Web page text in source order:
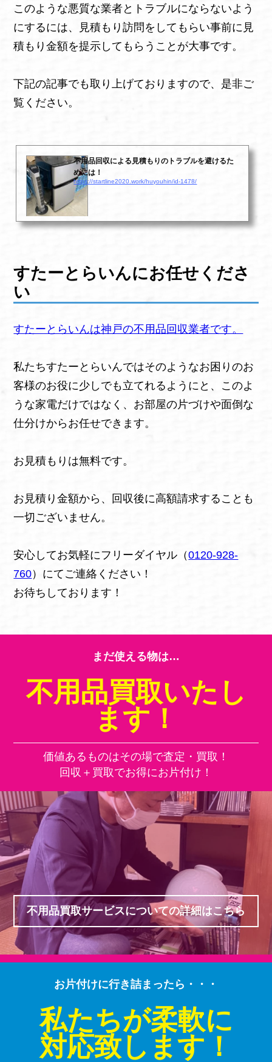
このような悪質な業者とトラブルにならないよう
にするには、見積もり訪問をしてもらい事前に見
積もり金額を提示してもらうことが大事です。
下記の記事でも取り上げておりますので、是非ご
覧ください。
不用品回収による見積もりのトラブルを避けるた
めには！
https://startline2020.work/huyouhin/id-1478/
すたーとらいんにお任せくださ
い
すたーとらいんは神戸の不用品回収業者です。
私たちすたーとらいんではそのようなお困りのお
客様のお役に少しでも立てれるようにと、このよ
うな家電だけではなく、お部屋の片づけや面倒な
仕分けからお任せできます。
お見積もりは無料です。
お見積り金額から、回収後に高額請求することも
一切ございません。
安心してお気軽にフリーダイヤル（0120-928-
760）にてご連絡ください！
お待ちしております！
まだ使える物は…
不用品買取いたし
ます！
価値あるものはその場で査定・買取！
回収＋買取でお得にお片付け！
不用品買取サービスについての詳細はこちら
お片付けに行き詰まったら・・・
私たちが柔軟に
対応致します！